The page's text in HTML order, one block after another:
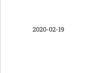
2020-02-19